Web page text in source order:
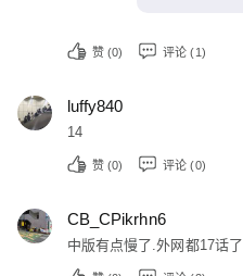
赞 (0) 评论 (1)
luffy840
14
赞 (0) 评论 (0)
CB_CPikrhn6
中版有点慢了.外网都17话了